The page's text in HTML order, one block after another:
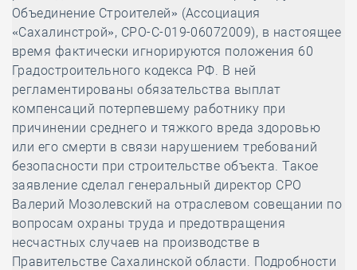
Объединение Строителей» (Ассоциация
«Сахалинстрой», СРО-С-019-06072009), в настоящее
время фактически игнорируются положения 60
Градостроительного кодекса РФ. В ней
регламентированы обязательства выплат
компенсаций потерпевшему работнику при
причинении среднего и тяжкого вреда здоровью
или его смерти в связи нарушением требований
безопасности при строительстве объекта. Такое
заявление сделал генеральный директор СРО
Валерий Мозолевский на отраслевом совещании по
вопросам охраны труда и предотвращения
несчастных случаев на производстве в
Правительстве Сахалинской области. Подробности